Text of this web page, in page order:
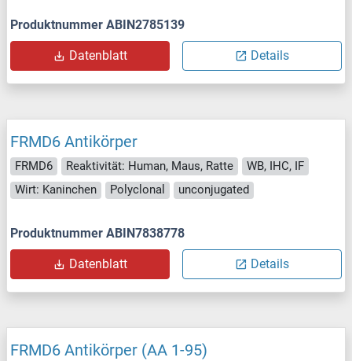
Produktnummer ABIN2785139
Datenblatt Details
FRMD6 Antikörper
FRMD6 Reaktivität: Human, Maus, Ratte
WB, IHC, IF
Wirt: Kaninchen
Polyclonal unconjugated
Produktnummer ABIN7838778
Datenblatt Details
FRMD6 Antikörper (AA 1-95)